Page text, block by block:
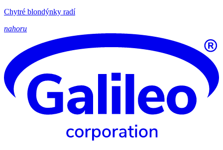
Chytré blondýnky radí
nahoru